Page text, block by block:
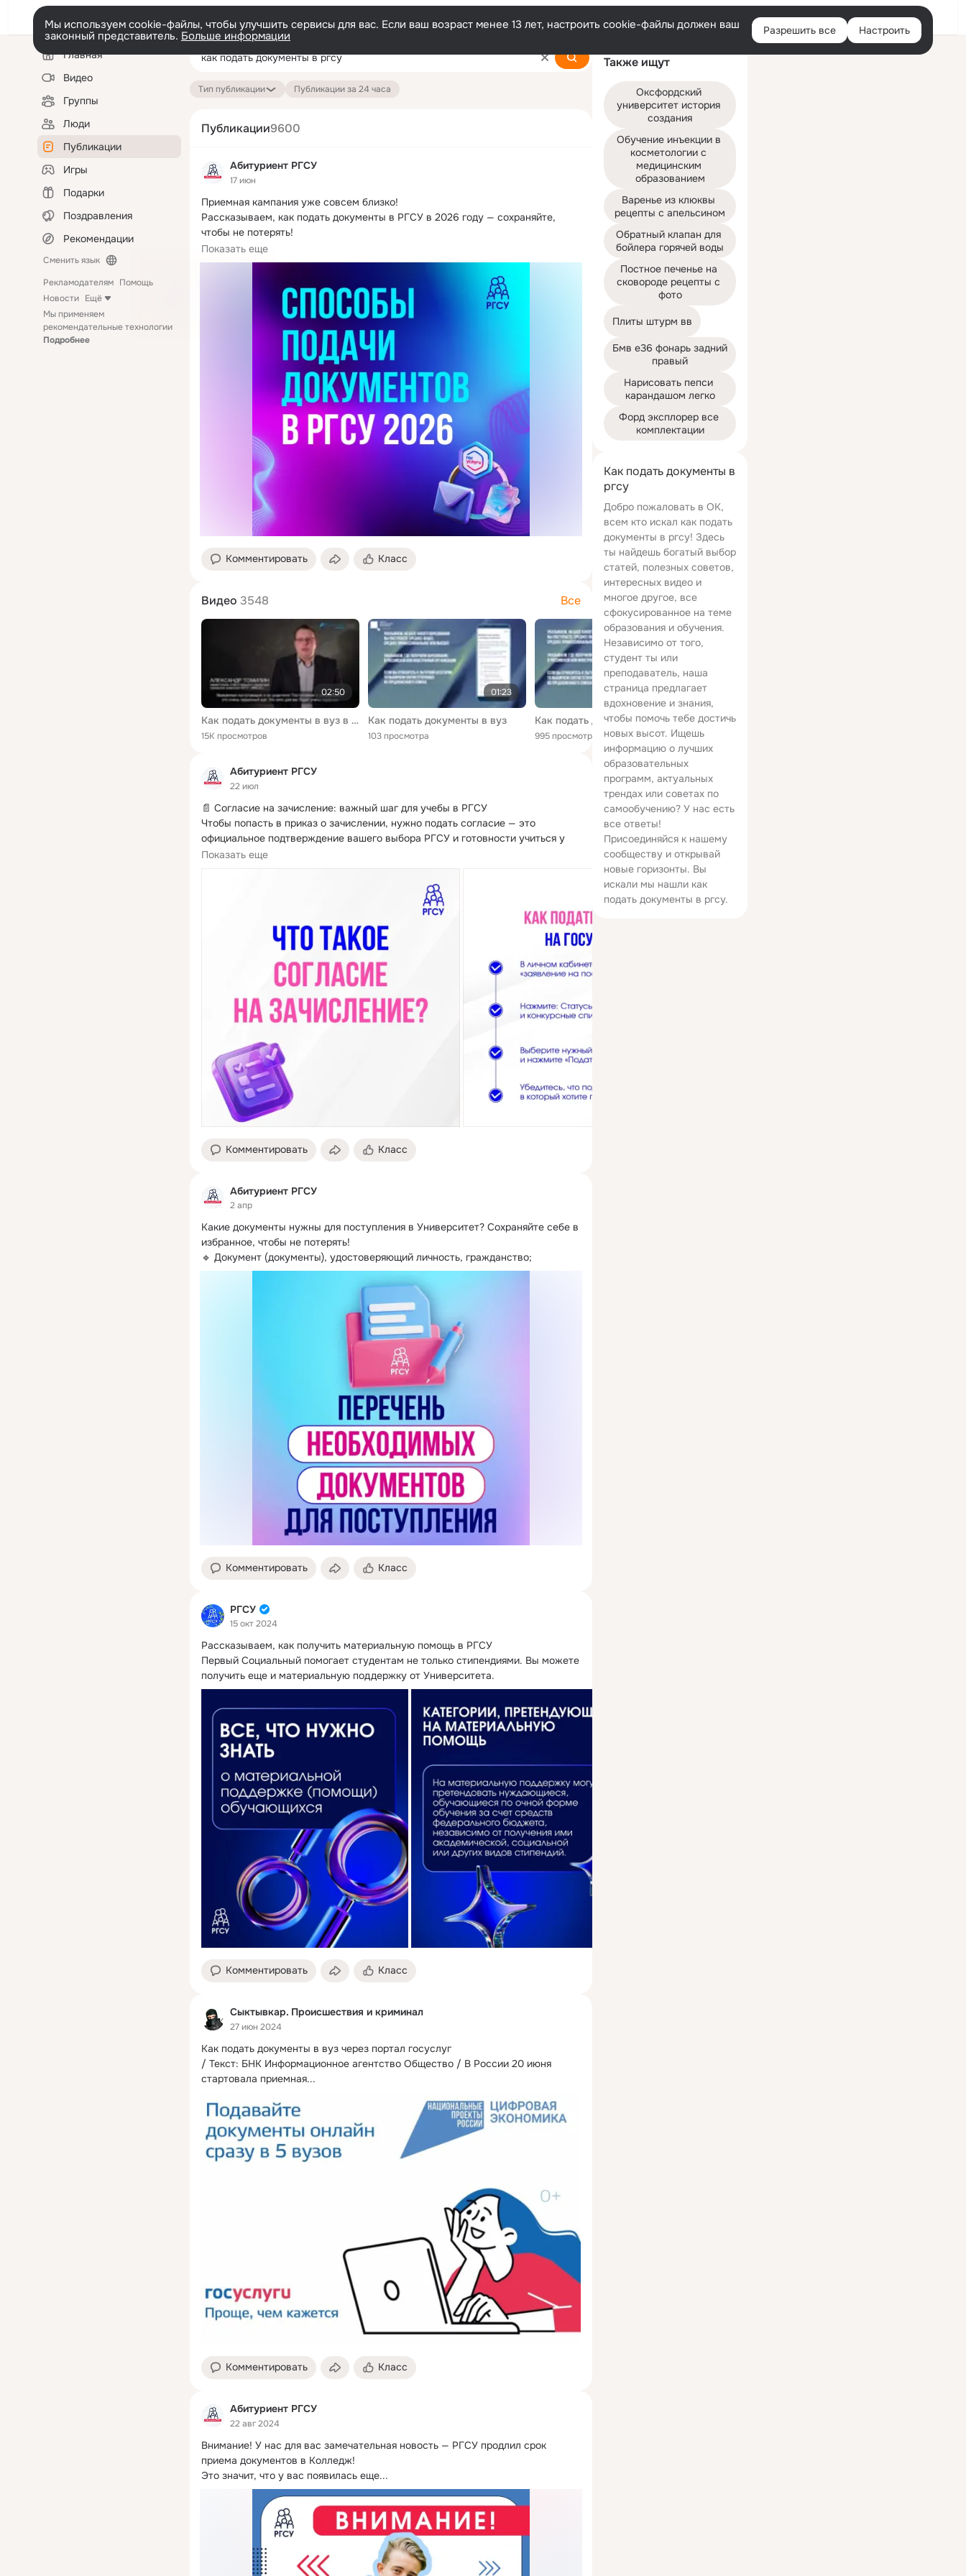
Войти
Мы используем cookie-файлы, чтобы улучшить сервисы для вас. Если ваш возраст менее 13 лет, настроить cookie-файлы должен ваш
законный представитель. Больше информации Разрешить все Настроить
Левая
колонкаГлавная
Видео
Группы
Люди
Публикации
Игры
Подарки
Поздравления
Рекомендации
Сменить язык
Рекламодателям Помощь
Новости Ещё
Мы применяем
рекомендательные технологии
Подробнее
Как подать документы в
ргсу
Добро пожаловать в ОК,
всем кто искал как подать
документы в ргсу! Здесь
ты найдешь богатый выбор
статей, полезных советов,
интересных видео и
многое другое, все
сфокусированное на теме
образования и обучения.
Независимо от того,
студент ты или
преподаватель, наша
страница предлагает
вдохновение и знания,
чтобы помочь тебе достичь
новых высот. Ищешь
информацию о лучших
образовательных
программ, актуальных
трендах или советах по
самообучению? У нас есть
все ответы!
Присоединяйся к нашему
сообществу и открывай
новые горизонты. Вы
искали мы нашли как
подать документы в ргсу.
Также ищут
Оксфордский
университет история
создания
Обучение инъекции в
косметологии с
медицинским
образованием
Варенье из клюквы
рецепты с апельсином
Обратный клапан для
бойлера горячей воды
Постное печенье на
сковороде рецепты с
фото
Плиты штурм вв
Бмв е36 фонарь задний
правый
Нарисовать пепси
карандашом легко
Форд эксплорер все
комплектации
Тип публикации
Публикации за 24 часа
Публикации9600
Абитуриент РГСУ
17 июн
Приемная кампания уже совсем близко!
Рассказываем, как подать документы в РГСУ в 2026 году — сохраняйте,
чтобы не потерять!
🔹 Через Единый портал государственных услуг (ЕПГУ);
Показать еще
Комментировать Класс
Видео 3548 Все
02:50
Как подать документы в вуз в электронном виде
15K просмотров
01:23
Как подать документы в вуз
103 просмотра
01:23
Как подать документы в вуз
995 просмотров 1.4K просмотров
Абитуриент РГСУ
22 июл
📄 Согласие на зачисление: важный шаг для учебы в РГСУ
Чтобы попасть в приказ о зачислении, нужно подать согласие — это
официальное подтверждение вашего выбора РГСУ и готовности учиться у
нас.
Показать еще
Комментировать Класс
Абитуриент РГСУ
2 апр
Какие документы нужны для поступления в Университет? Сохраняйте себе в
избранное, чтобы не потерять!
🔹 Документ (документы), удостоверяющий личность, гражданство;
Комментировать Класс
РГСУ
15 окт 2024
Рассказываем, как получить материальную помощь в РГСУ
Первый Социальный помогает студентам не только стипендиями. Вы можете
получить еще и материальную поддержку от Университета.
Комментировать Класс
Сыктывкар. Происшествия и криминал
27 июн 2024
Как подать документы в вуз через портал госуслуг
/ Текст: БНК Информационное агентство Общество / В России 20 июня
стартовала приемная...
Комментировать Класс
Абитуриент РГСУ
22 авг 2024
Внимание! У нас для вас замечательная новость — РГСУ продлил срок
приема документов в Колледж!
Это значит, что у вас появилась еще...